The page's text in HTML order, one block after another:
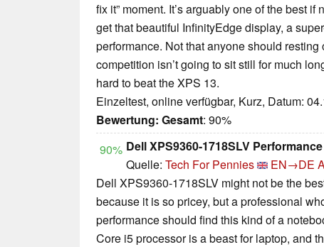
fix it” moment. It’s arguably one of the best
get that beautiful InfinityEdge display, a
performance. Not that anyone should
competition isn’t going to sit still for much
hard to beat the XPS 13.
Einzeltest, online verfügbar, Kurz, Datum:
Bewertung: Gesamt: 90%
90% Dell XPS9360-1718SLV
Quelle: Tech For Pennies EN→DE
Dell XPS9360-1718SLV might not be the
because it is so pricey, but a professional
performance should find this kind of a
Core i5 processor is a beast for laptop, and